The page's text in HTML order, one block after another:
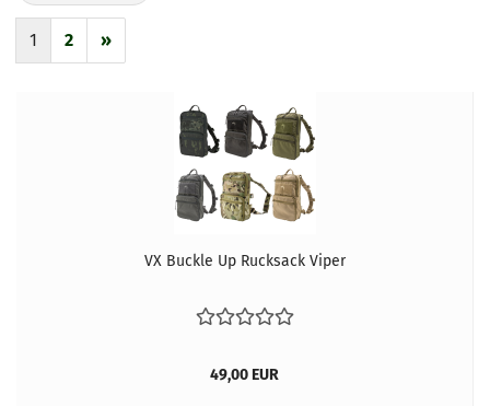
1 2 »
VX Buckle Up Rucksack Viper
49,00 EUR